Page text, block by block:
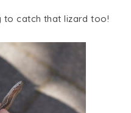
to catch that lizard too!